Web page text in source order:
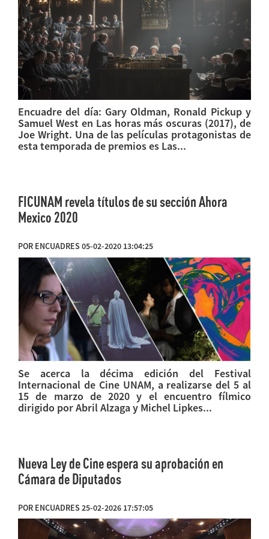
Encuadre del día: Gary Oldman, Ronald Pickup y
Samuel West en Las horas más oscuras (2017), de
Joe Wright. Una de las películas protagonistas de
esta temporada de premios es Las...
FICUNAM revela títulos de su sección Ahora
Mexico 2020
POR ENCUADRES 05-02-2020 13:04:25
Se acerca la décima edición del Festival
Internacional de Cine UNAM, a realizarse del 5 al
15 de marzo de 2020 y el encuentro fílmico
dirigido por Abril Alzaga y Michel Lipkes...
Nueva Ley de Cine espera su aprobación en
Cámara de Diputados
POR ENCUADRES 25-02-2026 17:57:05